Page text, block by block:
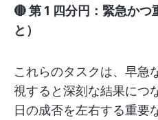
🔴 第 1 四分円：緊急かつ
と）
これらのタスクは、早急
視すると深刻な結果につ
日の成否を左右する重要